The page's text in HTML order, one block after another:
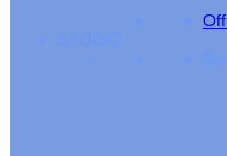
STUDIO